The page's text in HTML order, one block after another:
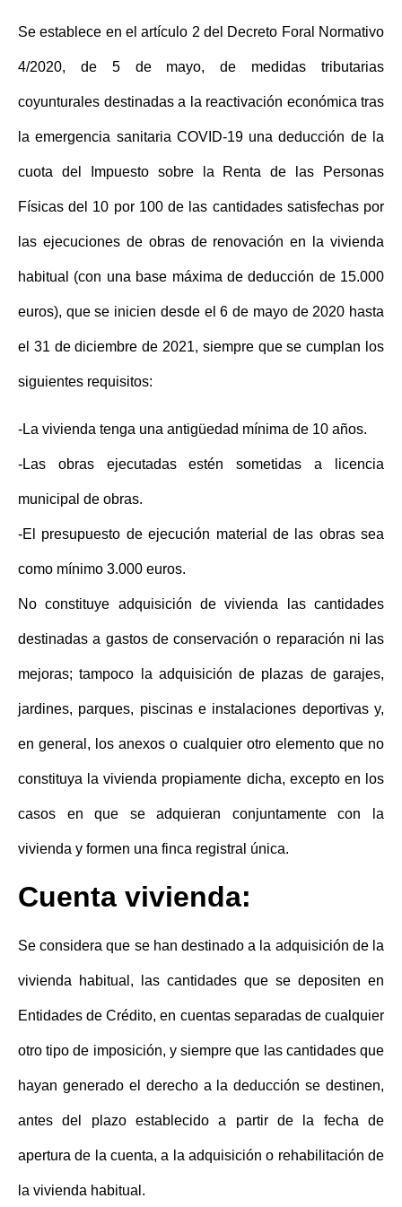
Se establece en el artículo 2 del Decreto Foral Normativo
4/2020, de 5 de mayo, de medidas tributarias
coyunturales destinadas a la reactivación económica tras
la emergencia sanitaria COVID-19 una deducción de la
cuota del Impuesto sobre la Renta de las Personas
Físicas del 10 por 100 de las cantidades satisfechas por
las ejecuciones de obras de renovación en la vivienda
habitual (con una base máxima de deducción de 15.000
euros), que se inicien desde el 6 de mayo de 2020 hasta
el 31 de diciembre de 2021, siempre que se cumplan los
siguientes requisitos:
-La vivienda tenga una antigüedad mínima de 10 años.
-Las obras ejecutadas estén sometidas a licencia
municipal de obras.
-El presupuesto de ejecución material de las obras sea
como mínimo 3.000 euros.
No constituye adquisición de vivienda las cantidades
destinadas a gastos de conservación o reparación ni las
mejoras; tampoco la adquisición de plazas de garajes,
jardines, parques, piscinas e instalaciones deportivas y,
en general, los anexos o cualquier otro elemento que no
constituya la vivienda propiamente dicha, excepto en los
casos en que se adquieran conjuntamente con la
vivienda y formen una finca registral única.
Cuenta vivienda:
Se considera que se han destinado a la adquisición de la
vivienda habitual, las cantidades que se depositen en
Entidades de Crédito, en cuentas separadas de cualquier
otro tipo de imposición, y siempre que las cantidades que
hayan generado el derecho a la deducción se destinen,
antes del plazo establecido a partir de la fecha de
apertura de la cuenta, a la adquisición o rehabilitación de
la vivienda habitual.